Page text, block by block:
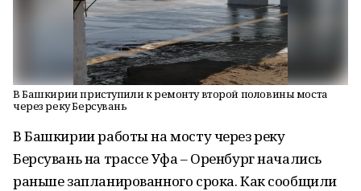
В Башкирии приступили к ремонту второй половины моста
через реку Берсувань
В Башкирии работы на мосту через реку
Берсувань на трассе Уфа – Оренбург начались
раньше запланированного срока. Как сообщили